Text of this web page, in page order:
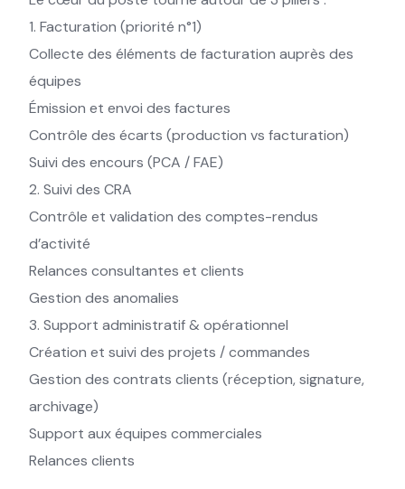
1. Facturation (priorité n°1)
Collecte des éléments de facturation auprès des
équipes
Émission et envoi des factures
Contrôle des écarts (production vs facturation)
Suivi des encours (PCA / FAE)
2. Suivi des CRA
Contrôle et validation des comptes-rendus
d’activité
Relances consultantes et clients
Gestion des anomalies
3. Support administratif & opérationnel
Création et suivi des projets / commandes
Gestion des contrats clients (réception, signature,
archivage)
Support aux équipes commerciales
Relances clients